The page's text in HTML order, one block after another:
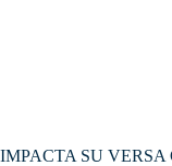
IMPACTA SU VERSA